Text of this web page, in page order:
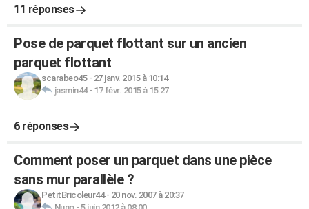
11 réponses
Pose de parquet flottant sur un ancien
parquet flottant
scarabeo45- 27 janv. 2015 à 10:14
jasmin44- 17 févr. 2015 à 15:27
6 réponses
Comment poser un parquet dans une pièce
sans mur parallèle ?
PetitBricoleur44- 20 nov. 2007 à 20:37